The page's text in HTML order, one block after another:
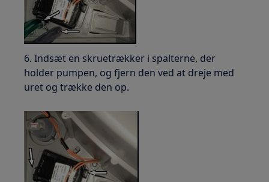
6. Indsæt en skruetrækker i spalterne, der
holder pumpen, og fjern den ved at dreje med
uret og trække den op.